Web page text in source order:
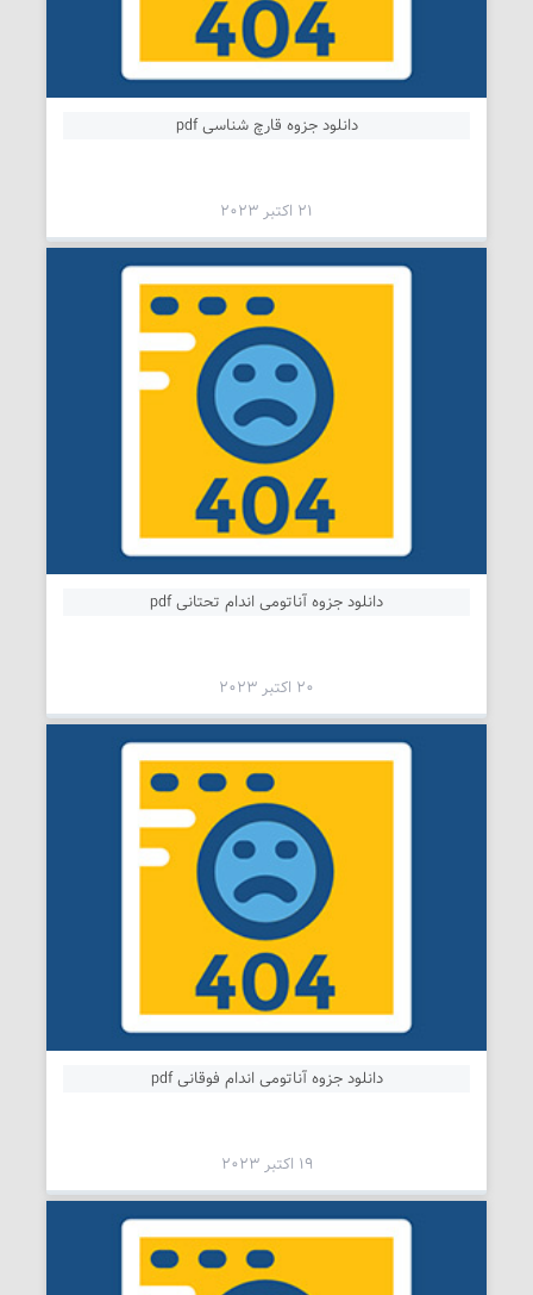
دانلود جزوه قارچ شناسی pdf
21 اکتبر 2023
دانلود جزوه آناتومی اندام تحتانی pdf
20 اکتبر 2023
دانلود جزوه آناتومی اندام فوقانی pdf
19 اکتبر 2023